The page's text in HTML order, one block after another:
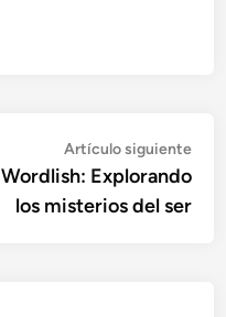
Artículo siguiente
Wordlish: Explorando
los misterios del ser